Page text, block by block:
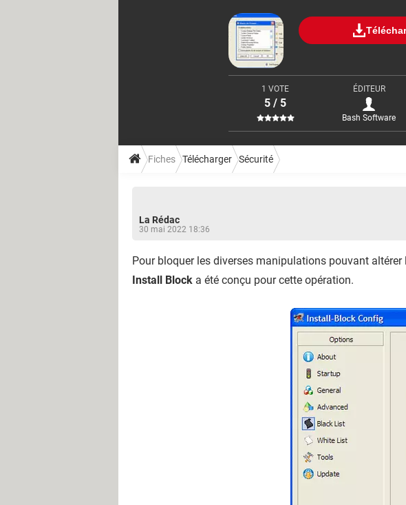
1 VOTE
5 / 5
ÉDITEUR
Bash Software
Fiches Télécharger Sécurité
La Rédac
30 mai 2022 18:36
Pour bloquer les diverses manipulations pouvant
Install Block a été conçu pour cette opération.